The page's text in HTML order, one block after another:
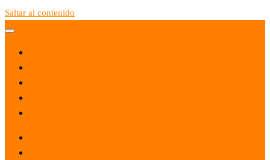
Saltar al contenido